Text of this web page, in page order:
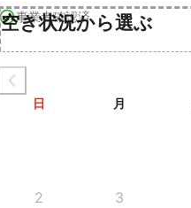
事業者確認済
空き状況から選ぶ
日 月
2 3